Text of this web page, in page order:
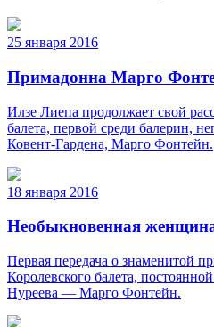
25 января 2016
Примадонна Марго
Илзе Лиепа продолжает свой
балета, первой среди балерин,
Ковент-Гардена, Марго Фонтейн.
18 января 2016
Необыкновенная
Первая передача о знаменитой
Королевского балета,
Нуреева — Марго Фонтейн.